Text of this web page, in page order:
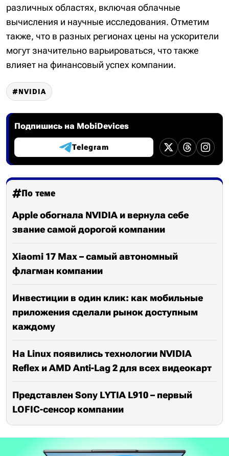
различных областях, включая облачные
вычисления и научные исследования. Отметим
также, что в разных регионах цены на ускорители
могут значительно варьироваться, что также
влияет на финансовый успех компании.
NVIDIA
Подпишись на MobiDevices
Telegram
По теме
Apple обогнала NVIDIA и вернула себе
звание самой дорогой компании
Xiaomi 17 Max – самый автономный
флагман компании
Инвестиции в один клик: как мобильные
приложения сделали рынок доступным
каждому
На Linux появились технологии NVIDIA
Reflex и AMD Anti-Lag 2 для всех видеокарт
Представлен Sony LYTIA L910 – первый
LOFIC-сенсор компании